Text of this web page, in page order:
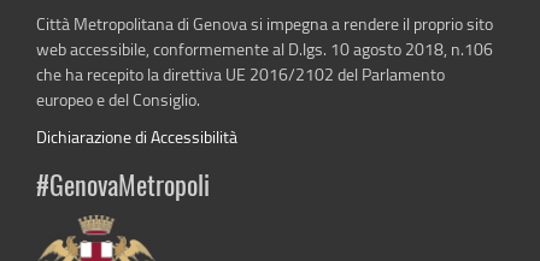
Città Metropolitana di Genova si impegna a rendere il proprio sito
web accessibile, conformemente al D.lgs. 10 agosto 2018, n.106
che ha recepito la direttiva UE 2016/2102 del Parlamento
europeo e del Consiglio.
Dichiarazione di Accessibilità
#GenovaMetropoli